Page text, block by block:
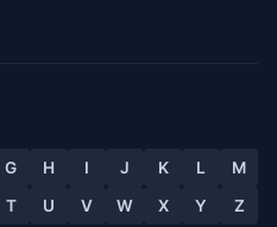
G H I J K L
M
T U V W X Y Z